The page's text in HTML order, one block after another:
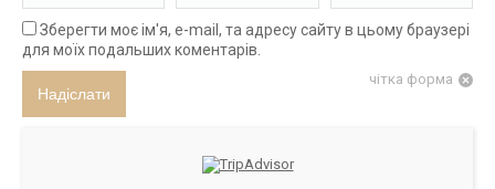
Зберегти моє ім'я, e-mail, та адресу сайту в цьому браузері
для моїх подальших коментарів.
чітка форма
Надіслати